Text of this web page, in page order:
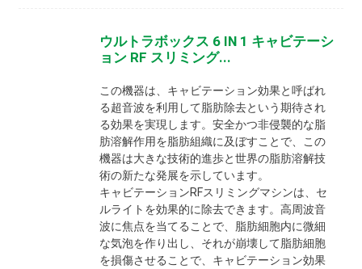
ウルトラボックス 6 IN 1 キャビテーシ
ョン RF スリミング...
この機器は、キャビテーション効果と呼ばれ
る超音波を利用して脂肪除去という期待され
る効果を実現します。安全かつ非侵襲的な脂
肪溶解作用を脂肪組織に及ぼすことで、この
機器は大きな技術的進歩と世界の脂肪溶解技
術の新たな発展を示しています。
キャビテーションRFスリミングマシンは、セ
ルライトを効果的に除去できます。高周波音
波に焦点を当てることで、脂肪細胞内に微細
な気泡を作り出し、それが崩壊して脂肪細胞
を損傷させることで、キャビテーション効果